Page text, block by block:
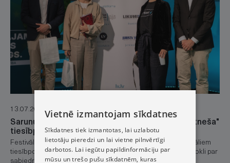
13.07.2026.
Sarunu festivālā LAMPA aizvadīta "Latvijas Vēstneša"
tiesībpratības stafete
Festivāla apmeklētāji kopā ar ekspertiem diskutēja par aktuāliem
tiesībpolitikas jautājumiem un balsojumos pauda savu viedokli par
sabiedrībā nozīmīgām tēmām.
Vietnē izmantojam sīkdatnes
Sīkdatnes tiek izmantotas, lai uzlabotu
lietotāju pieredzi un lai vietne pilnvērtīgi
darbotos. Lai iegūtu papildinformāciju par
mūsu un trešo pušu sīkdatnēm, kuras